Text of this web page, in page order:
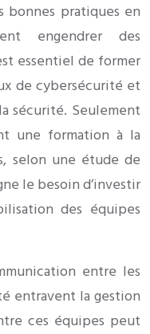
bonnes pratiques en
engendrer des
essentiel de former
de cybersécurité et
sécurité. Seulement
une formation à la
selon une étude de
le besoin d’investir
des équipes
entre les
entravent la gestion
ces équipes peut